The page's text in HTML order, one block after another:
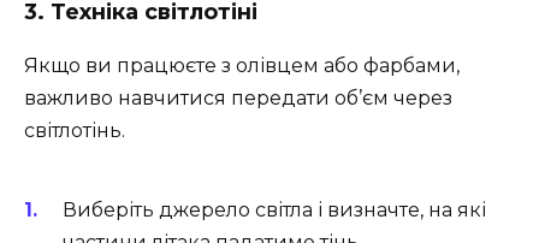
3. Техніка світлотіні
Якщо ви працюєте з олівцем або фарбами,
важливо навчитися передати об’єм через
світлотінь.
Виберіть джерело світла і визначте, на які